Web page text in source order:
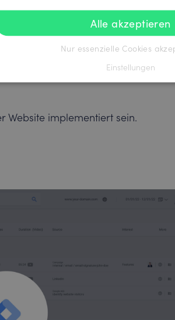
die Auswahl „Alle Seiten“.
Website implementiert sein.
Alle akzeptieren
Nur essenzielle Cookies
Einstellungen